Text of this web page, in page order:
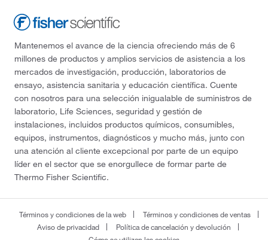
Mantenemos el avance de la ciencia ofreciendo más de 6
millones de productos y amplios servicios de asistencia a los
mercados de investigación, producción, laboratorios de
ensayo, asistencia sanitaria y educación científica. Cuente
con nosotros para una selección inigualable de suministros de
laboratorio, Life Sciences, seguridad y gestión de
instalaciones, incluidos productos químicos, consumibles,
equipos, instrumentos, diagnósticos y mucho más, junto con
una atención al cliente excepcional por parte de un equipo
líder en el sector que se enorgullece de formar parte de
Thermo Fisher Scientific.
Términos y condiciones de la web
Términos y condiciones de ventas
Aviso de privacidad
Política de cancelación y devolución